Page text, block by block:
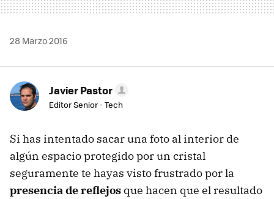
28 Marzo 2016
Javier Pastor
Editor Senior - Tech
Si has intentado sacar una foto al interior de
algún espacio protegido por un cristal
seguramente te hayas visto frustrado por la
presencia de reflejos que hacen que el resultado